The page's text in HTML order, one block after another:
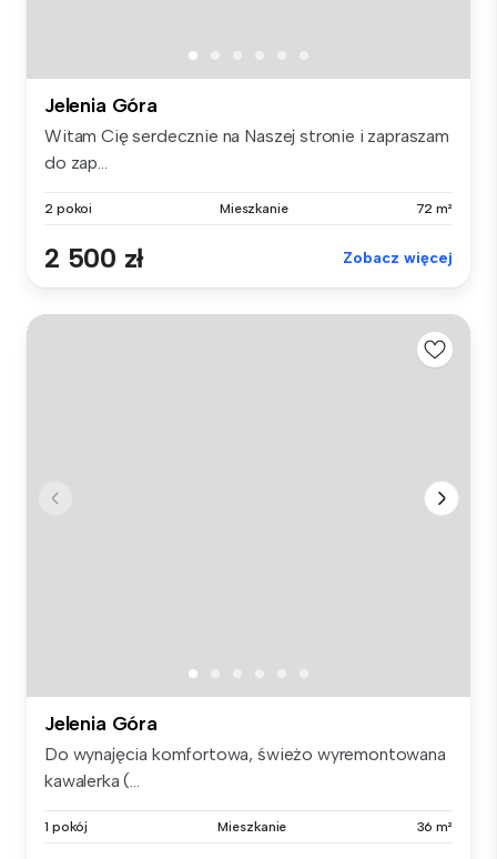
Jelenia Góra
Witam Cię serdecznie na Naszej stronie i zapraszam
do zap...
2 pokoi Mieszkanie 72 m²
2 500 zł Zobacz więcej
Jelenia Góra
Do wynajęcia komfortowa, świeżo wyremontowana
kawalerka (...
1 pokój Mieszkanie 36 m²